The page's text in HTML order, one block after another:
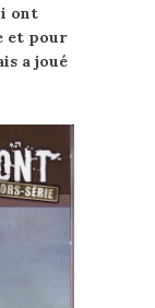
ont
et pour
a joué